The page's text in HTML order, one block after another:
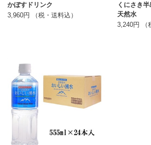
かぼすドリンク
3,960円 （税・送料込）
くにさき
天然水
3,240円 （